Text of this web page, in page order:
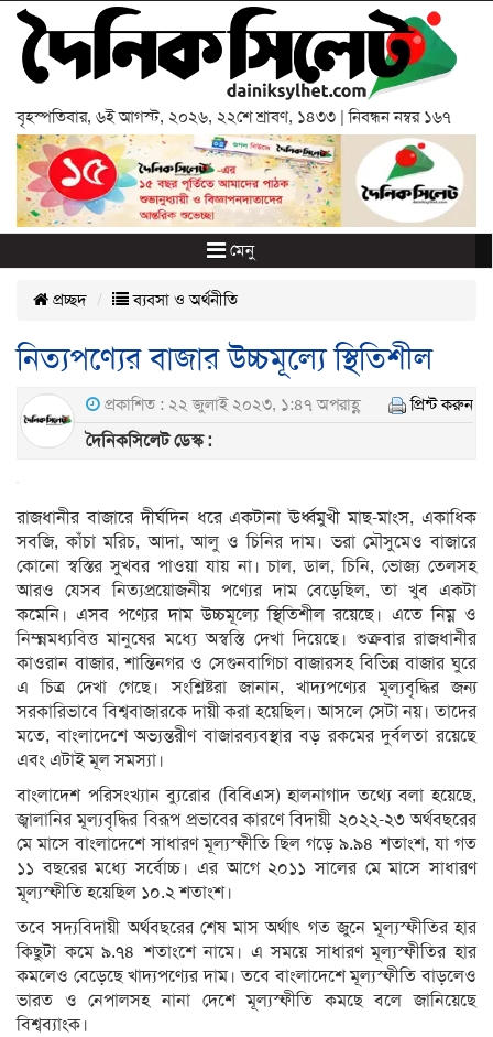
বৃহস্পতিবার, ৬ই আগস্ট, ২০২৬, ২২শে শ্রাবণ, ১৪৩৩ | নিবন্ধন নম্বর ১৬৭
মেনু
প্রচ্ছদ ব্যবসা ও অর্থনীতি
নিত্যপণ্যের বাজার উচ্চমূল্যে স্থিতিশীল
প্রকাশিত : ২২ জুলাই ২০২৩, ১:৪৭ অপরাহ্ণ প্রিন্ট করুন
দৈনিকসিলেট ডেস্ক :
রাজধানীর বাজারে দীর্ঘদিন ধরে একটানা ঊর্ধ্বমুখী মাছ-মাংস, একাধিক
সবজি, কাঁচা মরিচ, আদা, আলু ও চিনির দাম। ভরা মৌসুমেও বাজারে
কোনো স্বস্তির সুখবর পাওয়া যায় না। চাল, ডাল, চিনি, ভোজ্য তেলসহ
আরও যেসব নিত্যপ্রয়োজনীয় পণ্যের দাম বেড়েছিল, তা খুব একটা
কমেনি। এসব পণ্যের দাম উচ্চমূল্যে স্থিতিশীল রয়েছে। এতে নিম্ন ও
নিম্ন্নমধ্যবিত্ত মানুষের মধ্যে অস্বস্তি দেখা দিয়েছে। শুক্রবার রাজধানীর
কাওরান বাজার, শান্তিনগর ও সেগুনবাগিচা বাজারসহ বিভিন্ন বাজার ঘুরে
এ চিত্র দেখা গেছে। সংশ্লিষ্টরা জানান, খাদ্যপণ্যের মূল্যবৃদ্ধির জন্য
সরকারিভাবে বিশ্ববাজারকে দায়ী করা হয়েছিল। আসলে সেটা নয়। তাদের
মতে, বাংলাদেশে অভ্যন্তরীণ বাজারব্যবস্থার বড় রকমের দুর্বলতা রয়েছে
এবং এটাই মূল সমস্যা।
বাংলাদেশ পরিসংখ্যান ব্যুরোর (বিবিএস) হালনাগাদ তথ্যে বলা হয়েছে,
জ্বালানির মূল্যবৃদ্ধির বিরূপ প্রভাবের কারণে বিদায়ী ২০২২-২৩ অর্থবছরের
মে মাসে বাংলাদেশে সাধারণ মূল্যস্ফীতি ছিল গড়ে ৯.৯৪ শতাংশ, যা গত
১১ বছরের মধ্যে সর্বোচ্চ। এর আগে ২০১১ সালের মে মাসে সাধারণ
মূল্যস্ফীতি হয়েছিল ১০.২ শতাংশ।
তবে সদ্যবিদায়ী অর্থবছরের শেষ মাস অর্থাৎ গত জুনে মূল্যস্ফীতির হার
কিছুটা কমে ৯.৭৪ শতাংশে নামে। এ সময়ে সাধারণ মূল্যস্ফীতির হার
কমলেও বেড়েছে খাদ্যপণ্যের দাম। তবে বাংলাদেশে মূল্যস্ফীতি বাড়লেও
ভারত ও নেপালসহ নানা দেশে মূল্যস্ফীতি কমছে বলে জানিয়েছে
বিশ্বব্যাংক।